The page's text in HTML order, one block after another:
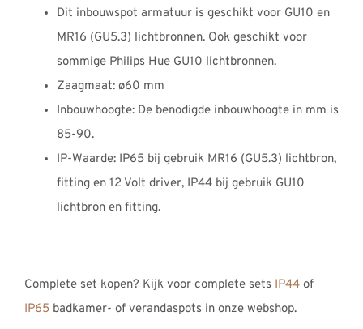
Dit inbouwspot armatuur is geschikt voor GU10 en
MR16 (GU5.3) lichtbronnen. Ook geschikt voor
sommige Philips Hue GU10 lichtbronnen.
Zaagmaat: ø60 mm
Inbouwhoogte: De benodigde inbouwhoogte in mm is
85-90.
IP-Waarde: IP65 bij gebruik MR16 (GU5.3) lichtbron,
fitting en 12 Volt driver, IP44 bij gebruik GU10
lichtbron en fitting.
Complete set kopen? Kijk voor complete sets IP44 of
IP65 badkamer- of verandaspots in onze webshop.